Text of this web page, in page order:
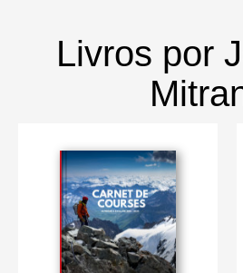
Livros por